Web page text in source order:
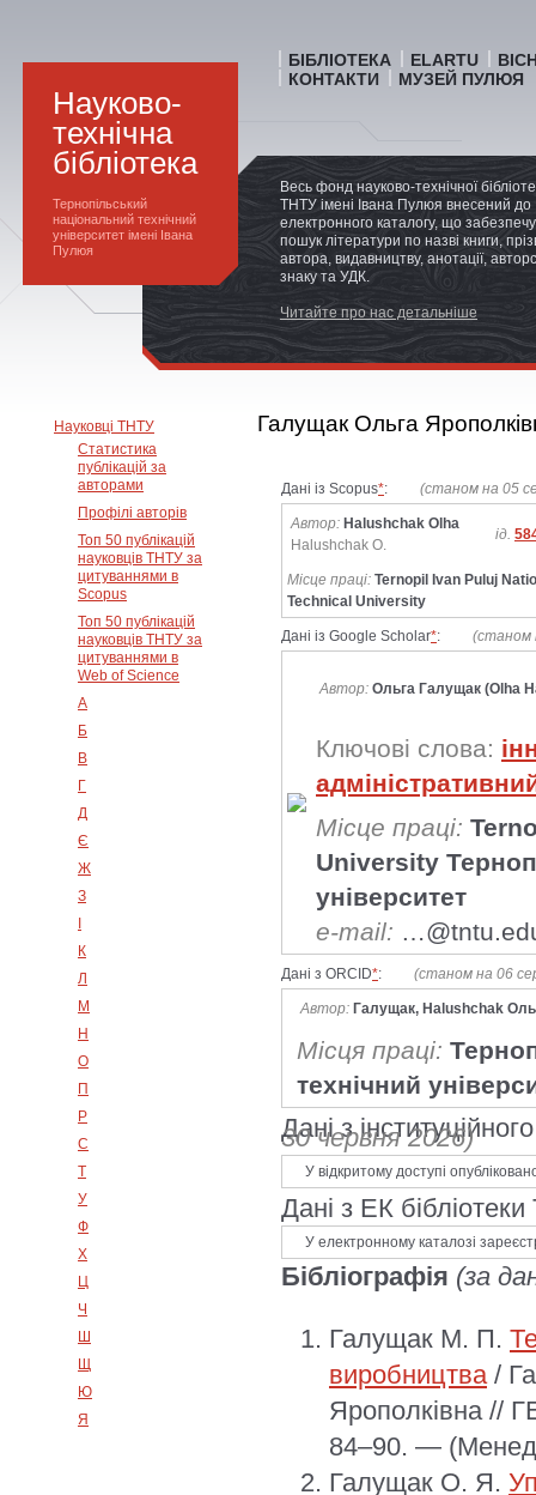
Науково-
технічна
бібліотека
Тернопільський
національний технічний
університет імені Івана
Пулюя
БІБЛІОТЕКА ELARTU
КОНТАКТИ
МУЗЕЙ ПУЛЮЯ
Весь фонд науково-технічної
ТНТУ імені Івана Пулюя внесений до
електронного каталогу, що
пошук літератури по назві книги,
автора, видавництву, анотації,
знаку та УДК.
Читайте про нас детальніше
Науковці ТНТУ
Статистика
публікацій за
авторами
Профілі авторів
Топ 50 публікацій
науковців ТНТУ за
цитуваннями в
Scopus
Топ 50 публікацій
науковців ТНТУ за
цитуваннями в
Web of Science
А
Б
В
Г
Д
Є
Ж
З
К
Л
М
Н
О
П
Р
С
Т
У
Ф
Х
Ц
Ч
Ш
Щ
Ю
Я
Галущак Ольга
Дані із Scopus*: (станом на 05
Автор: Halushchak Olha
Halushchak O.
ід.
Місце праці: Ternopil Ivan Puluj
Technical University
Дані із Google Scholar*: (станом
Автор: Ольга Галущак (Olha
Ключові слова:
Місце праці:
University
університет
e-mail:
Дані з ORCID*: (станом на 06
Автор: Галущак, Halushchak
Місця праці:
технічний
Дані з
30 червня 2026)
У відкритому доступі
Дані з ЕК
У електронному каталозі
Бібліографія (за
Галущак М. П.
виробництва /
Ярополківна
84–90. —
Галущак О. Я.